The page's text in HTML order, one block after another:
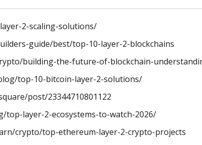
2-scaling-solutions/
guide/best/top-10-layer-2-blockchains
building-the-future-of-blockchain-
top-10-bitcoin-layer-2-solutions/
post/23344710801122
top-layer-2-ecosystems-to-watch-2026/
crypto/top-ethereum-layer-2-crypto-projects